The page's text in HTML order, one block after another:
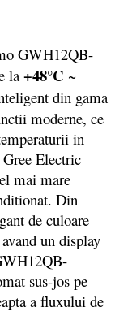
GWH12QB-
la +48°C ~
din gama
moderne, ce
in
Electric
mai mare
Din
de culoare
un display
sus-jos pe
a fluxului de